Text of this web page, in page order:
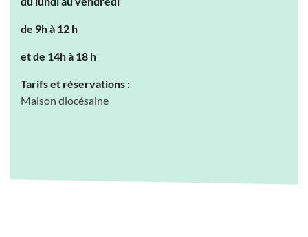
de 9h à 12 h
et de 14h à 18 h
Tarifs et réservations :
Maison diocésaine